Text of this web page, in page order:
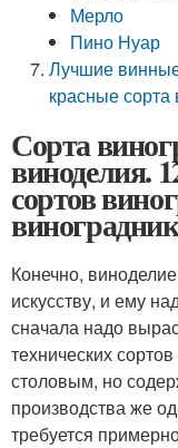
Мерло
Пино Нуар
Лучшие
красные сорта
Сорта
виноделия.
сортов
Конечно,
искусству, и ему
сначала надо
технических
столовым, но
производства же
требуется